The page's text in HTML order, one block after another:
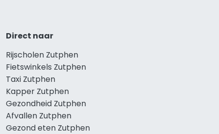
Direct naar
Rijscholen Zutphen
Fietswinkels Zutphen
Taxi Zutphen
Kapper Zutphen
Gezondheid Zutphen
Afvallen Zutphen
Gezond eten Zutphen